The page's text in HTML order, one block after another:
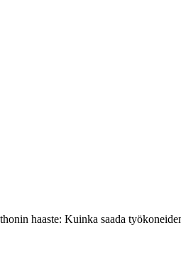
haaste: Kuinka saada